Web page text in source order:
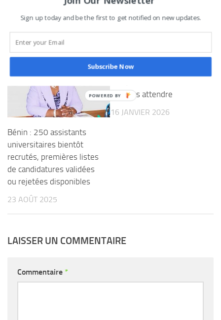
VOUS AIMEREZ AUSSI...
Bénin : 250 assistants
universitaires bientôt
recrutés, premières listes
de candidatures validées
ou rejetées disponibles
23 AOÛT 2025
Bénin : cinq jours après le
toujours attendre
16 JANVIER 2026
LAISSER UN COMMENTAIRE
Commentaire *
Sign up today and be the first to get notified on new updates.
Subscribe Now